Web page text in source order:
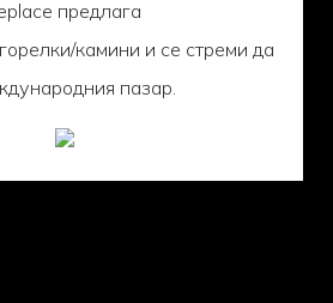
предлага
камини и се стреми да
пазар.